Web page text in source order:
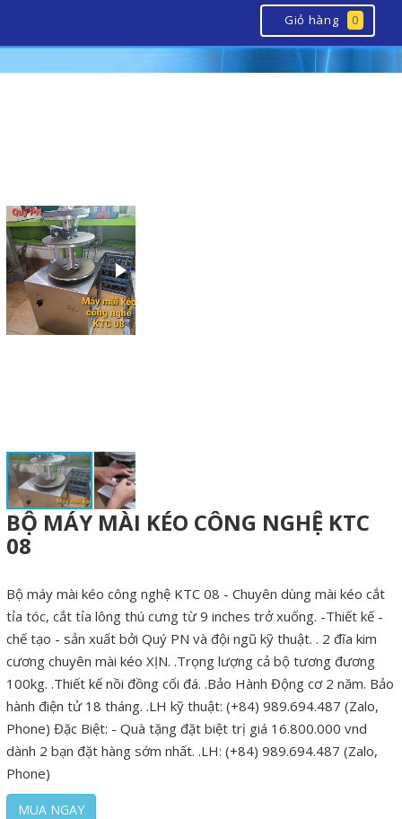
Giỏ hàng 0
BỘ MÁY MÀI KÉO CÔNG NGHỆ KTC
08
Bộ máy mài kéo công nghệ KTC 08 - Chuyên dùng mài kéo cắt
tỉa tóc, cắt tỉa lông thú cưng từ 9 inches trở xuống. -Thiết kế -
chế tạo - sản xuất bởi Quý PN và đội ngũ kỹ thuật. . 2 đĩa kim
cương chuyên mài kéo XỊN. .Trọng lượng cả bộ tương đương
100kg. .Thiết kế nồi đồng cối đá. .Bảo Hành Động cơ 2 năm. Bảo
hành điện tử 18 tháng. .LH kỹ thuật: (+84) 989.694.487 (Zalo,
Phone) Đặc Biệt: - Quà tặng đặt biệt trị giá 16.800.000 vnd
dành 2 bạn đặt hàng sớm nhất. .LH: (+84) 989.694.487 (Zalo,
Phone)
MUA NGAY